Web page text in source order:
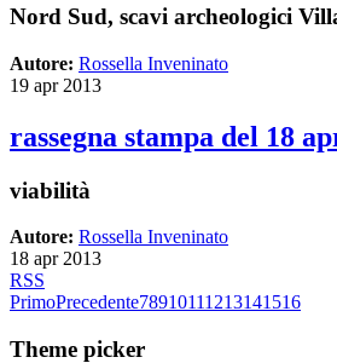
Nord Sud, scavi archeologici
Autore: Rossella Inveninato
19 apr 2013
rassegna stampa del 18
viabilità
Autore: Rossella Inveninato
18 apr 2013
RSS
PrimoPrecedente78910111213141516
Theme picker